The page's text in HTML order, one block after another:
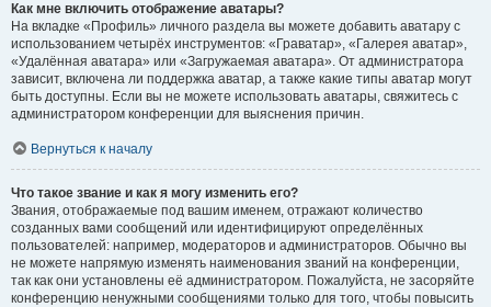
Как мне включить отображение аватары?
На вкладке «Профиль» личного раздела вы можете добавить аватару с
использованием четырёх инструментов: «Граватар», «Галерея аватар»,
«Удалённая аватара» или «Загружаемая аватара». От администратора
зависит, включена ли поддержка аватар, а также какие типы аватар могут
быть доступны. Если вы не можете использовать аватары, свяжитесь с
администратором конференции для выяснения причин.
Вернуться к началу
Что такое звание и как я могу изменить его?
Звания, отображаемые под вашим именем, отражают количество
созданных вами сообщений или идентифицируют определённых
пользователей: например, модераторов и администраторов. Обычно вы
не можете напрямую изменять наименования званий на конференции,
так как они установлены её администратором. Пожалуйста, не засоряйте
конференцию ненужными сообщениями только для того, чтобы повысить